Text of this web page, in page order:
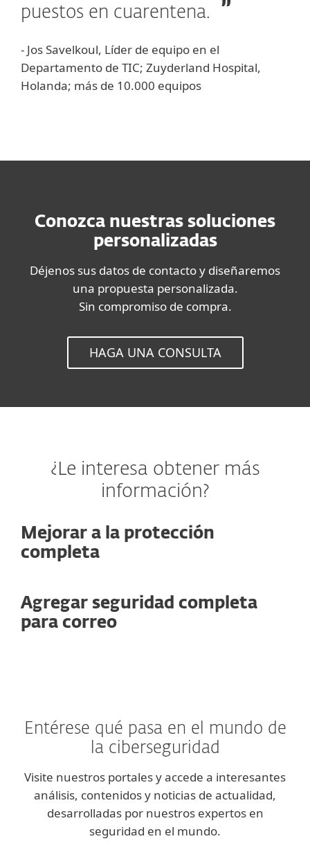
puestos en cuarentena.
- Jos Savelkoul, Líder de equipo en el
Departamento de TIC; Zuyderland Hospital,
Holanda; más de 10.000 equipos
Conozca nuestras soluciones
personalizadas
Déjenos sus datos de contacto y diseñaremos
una propuesta personalizada.
Sin compromiso de compra.
HAGA UNA CONSULTA
¿Le interesa obtener más
información?
Mejorar a la protección
completa
Agregar seguridad completa
para correo
Entérese qué pasa en el mundo de
la ciberseguridad
Visite nuestros portales y accede a interesantes
análisis, contenidos y noticias de actualidad,
desarrolladas por nuestros expertos en
seguridad en el mundo.